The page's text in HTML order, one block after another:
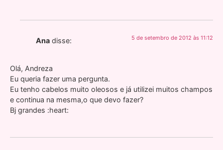
Ana disse: 5 de setembro de 2012 às 11:12
Olá, Andreza
Eu queria fazer uma pergunta.
Eu tenho cabelos muito oleosos e já utilizei muitos champos
e continua na mesma,o que devo fazer?
Bj grandes :heart: